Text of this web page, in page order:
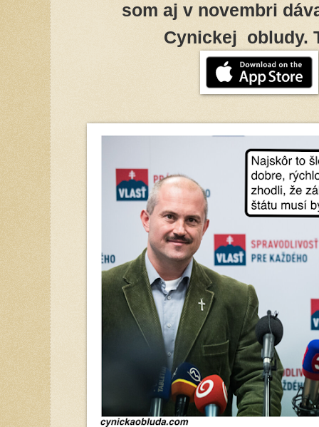
som aj v novembri
Cynickej obludy.